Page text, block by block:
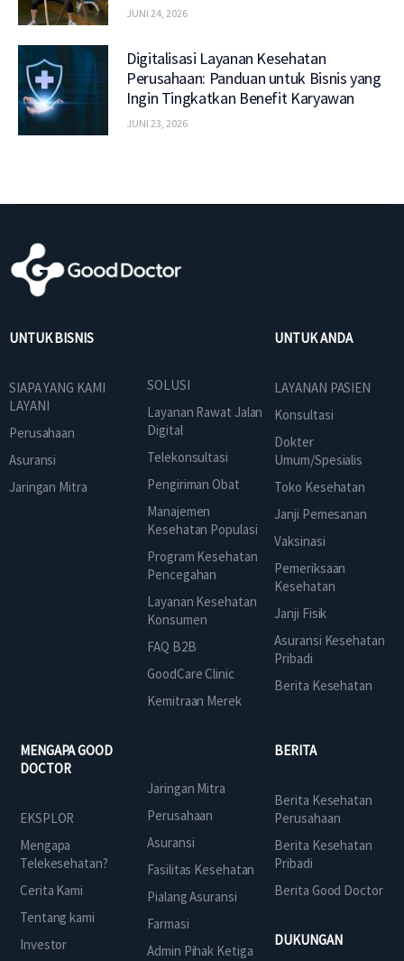
JUNI 24, 2026
Digitalisasi Layanan Kesehatan
Perusahaan: Panduan untuk Bisnis yang
Ingin Tingkatkan Benefit Karyawan
JUNI 23, 2026
UNTUK BISNIS
SIAPA YANG KAMI
LAYANI
Perusahaan
Asuransi
Jaringan Mitra
SOLUSI
Layanan Rawat Jalan
Digital
Telekonsultasi
Pengiriman Obat
Manajemen
Kesehatan Populasi
Program Kesehatan
Pencegahan
Layanan Kesehatan
Konsumen
FAQ B2B
GoodCare Clinic
Kemitraan Merek
UNTUK ANDA
LAYANAN PASIEN
Konsultasi
Dokter
Umum/Spesialis
Toko Kesehatan
Janji Pemesanan
Vaksinasi
Pemeriksaan
Kesehatan
Janji Fisik
Asuransi Kesehatan
Pribadi
Berita Kesehatan
MENGAPA GOOD
DOCTOR
EKSPLOR
Mengapa
Telekesehatan?
Cerita Kami
Tentang kami
Investor
Jaringan Mitra
Perusahaan
Asuransi
Fasilitas Kesehatan
Pialang Asuransi
Farmasi
Admin Pihak Ketiga
BERITA
Berita Kesehatan
Perusahaan
Berita Kesehatan
Pribadi
Berita Good Doctor
DUKUNGAN